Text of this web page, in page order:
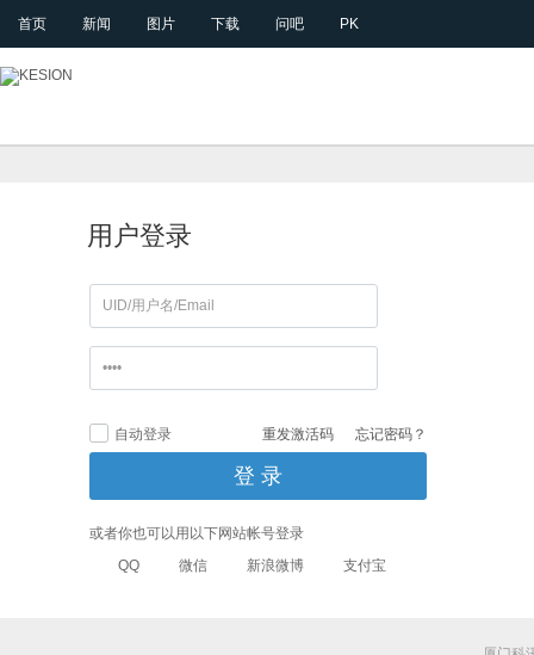
首页 新闻 图片 下载 问吧 PK
用户登录
自动登录 忘记密码？
重发激活码
或者你也可以用以下网站帐号登录
QQ
微信 新浪微博 支付宝